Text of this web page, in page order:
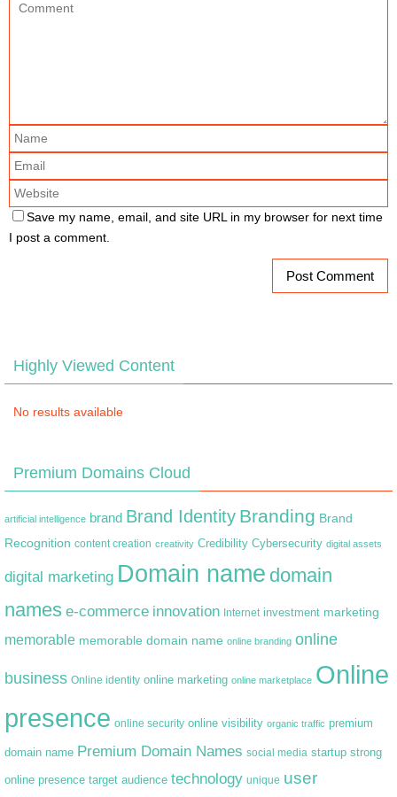
Save my name, email, and site URL in my browser for next time
I post a comment.
Highly Viewed Content
No results available
Premium Domains Cloud
artificial intelligence brand Brand Identity Branding Brand
Recognition content creation creativity Credibility Cybersecurity digital assets
digital marketing Domain name domain
names e-commerce innovation Internet investment marketing
memorable memorable domain name online branding online
business Online identity online marketing online marketplace Online
presence online security online visibility organic traffic premium
domain name Premium Domain Names social media startup strong
online presence target audience technology unique user